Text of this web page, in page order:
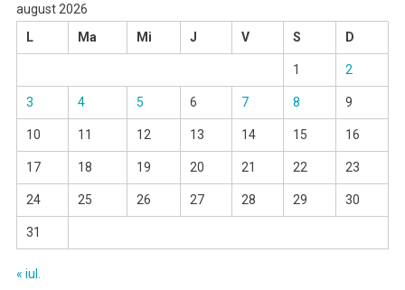
august 2026
L
Ma Mi J V S D
1 2
3 4 5 6 7 8 9
10 11 12 13 14 15 16
17 18 19 20 21 22 23
24 25 26 27 28 29 30
31
« iul.